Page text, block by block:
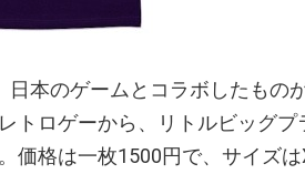
本のゲームとコラボしたものが
トロゲーから、リトルビッグプ
価格は一枚1500円で、サイズは